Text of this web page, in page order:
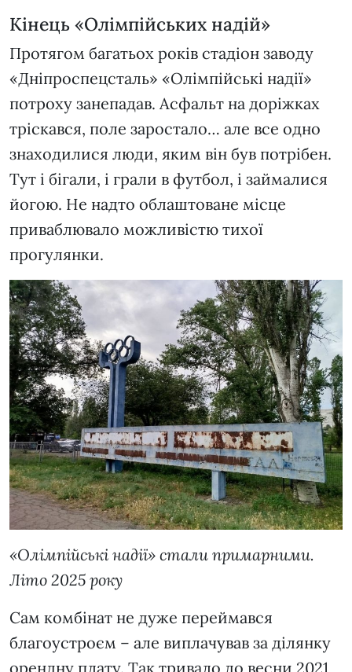
Кінець «Олімпійських надій»
Протягом багатьох років стадіон заводу
«Дніпроспецсталь» «Олімпійські надії»
потроху занепадав. Асфальт на доріжках
тріскався, поле заростало… але все одно
знаходилися люди, яким він був потрібен.
Тут і бігали, і грали в футбол, і займалися
йогою. Не надто облаштоване місце
приваблювало можливістю тихої
прогулянки.
«Олімпійські надії» стали примарними.
Літо 2025 року
Сам комбінат не дуже переймався
благоустроєм – але виплачував за ділянку
орендну плату. Так тривало до весни 2021